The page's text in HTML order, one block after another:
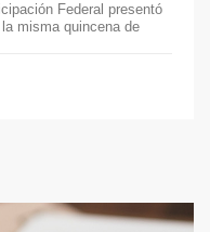
Federal presentó
misma quincena de